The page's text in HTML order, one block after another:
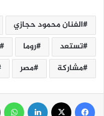
الفنان محمود حجازي
تستعد
روما
مشاركة
مصر